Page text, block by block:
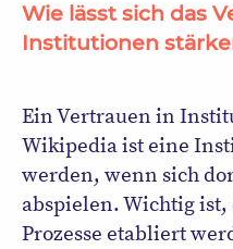
Wie lässt sich das
Institutionen
Ein Vertrauen in
Wikipedia ist eine
werden, wenn sich
abspielen. Wichtig
Prozesse etabliert